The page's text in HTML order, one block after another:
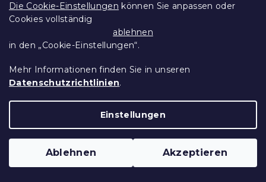
Die Cookie-Einstellungen können Sie anpassen oder
Cookies vollständig
ablehnen
in den „Cookie-Einstellungen“.
Mehr Informationen finden Sie in unseren
Datenschutzrichtlinien.
Einstellungen
Ablehnen Akzeptieren
Unterbett-Aufbewahrungsbox 200 cm,
Auf Lager(10 Stücke)